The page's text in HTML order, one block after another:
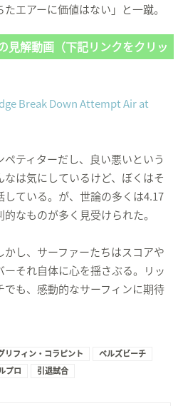
エアーに価値はない」と一蹴。
解動画（下記リンクをクリッ
Break Down Attempt Air at
ティターだし、良い悪いという
は気にしているけど、ぼくはそ
ている。が、世論の多くは4.17
なものが多く見受けられた。
し、サーファーたちはスコアや
それ自体に心を揺さぶる。リッ
も、感動的なサーフィンに期待
リフィン・コラピント
ベルズビーチ
プロ 引退試合